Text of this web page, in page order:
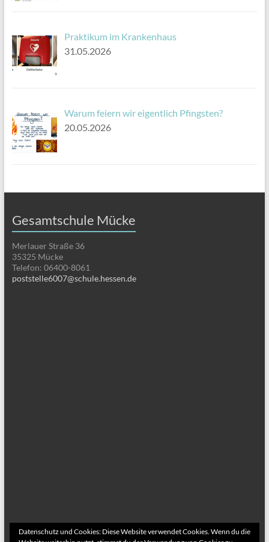
Praktikum im Krankenhaus
31.05.2026
Warum feiern wir eigentlich Pfingsten?
20.05.2026
Gesamtschule Mücke
Merlauer Straße 36
35325 Mücke
Telefon: 06400-8061
poststelle6007@schule.hessen.de
Datenschutz und Cookies: Diese Website verwendet Cookies. Wenn du die